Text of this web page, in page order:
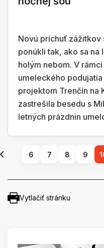
Novú príchuť
ponúkli tak, ako sa
holým nebom. V
umeleckého podujatia
projektom Trenčín na
zastrešila besedu s
letných prázdnin
6 7 8 9
Vytlačiť stránku